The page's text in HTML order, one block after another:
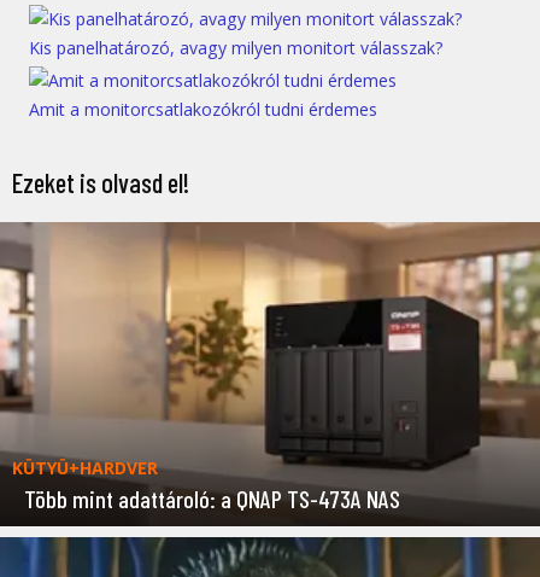
Kis panelhatározó, avagy milyen monitort válasszak?
Amit a monitorcsatlakozókról tudni érdemes
Ezeket is olvasd el!
KÜTYÜ+HARDVER
Több mint adattároló: a QNAP TS-473A NAS